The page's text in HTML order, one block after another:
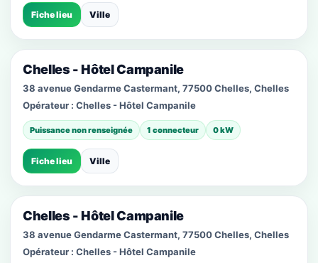
Fiche lieu Ville
Chelles - Hôtel Campanile
38 avenue Gendarme Castermant, 77500 Chelles, Chelles
Opérateur : Chelles - Hôtel Campanile
Puissance non renseignée 1 connecteur 0 kW
Fiche lieu Ville
Chelles - Hôtel Campanile
38 avenue Gendarme Castermant, 77500 Chelles, Chelles
Opérateur : Chelles - Hôtel Campanile